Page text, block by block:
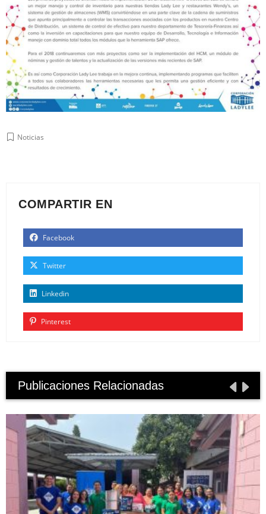
Noticias
COMPARTIR EN
Facebook
Twitter
Linkedin
Pinterest
Publicaciones Relacionadas